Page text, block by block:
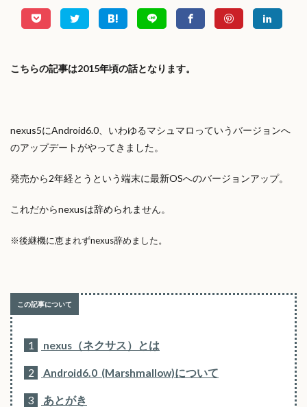
こちらの記事は2015年頃の話となります。
nexus5にAndroid6.0、いわゆるマシュマロっていうバージョンへ
のアップデートがやってきました。
発売から2年経とうという端末に最新OSへのバージョンアップ。
これだからnexusは辞められません。
※後継機に恵まれずnexus辞めました。
1 nexus（ネクサス）とは
2 Android6.0 (Marshmallow)について
3 あとがき